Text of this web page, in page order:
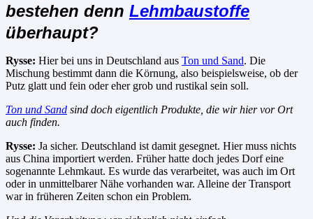
bestehen denn Lehmbaustoffe
überhaupt?
Rysse: Hier bei uns in Deutschland aus Ton und Sand. Die
Mischung bestimmt dann die Körnung, also beispielsweise, ob der
Putz glatt und fein oder eher grob und rustikal sein soll.
Ton und Sand sind doch eigentlich Produkte, die wir hier vor Ort
auch finden.
Rysse: Ja sicher. Deutschland ist damit gesegnet. Hier muss nichts
aus China importiert werden. Früher hatte doch jedes Dorf eine
sogenannte Lehmkaut. Es wurde das verarbeitet, was auch im Ort
oder in unmittelbarer Nähe vorhanden war. Alleine der Transport
war in früheren Zeiten schon ein Problem.